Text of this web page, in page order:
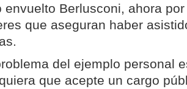
envuelto Berlusconi, ahora
que aseguran haber
del ejemplo personal
que acepte un cargo